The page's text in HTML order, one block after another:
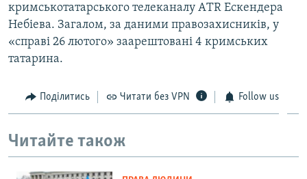
кримськотатарського телеканалу АTR Ескендера
Небіева. Загалом, за даними правозахисників, у
«справі 26 лютого» заарештовані 4 кримських
татарина.
Поділитись Читати без VPN Follow us
Читайте також